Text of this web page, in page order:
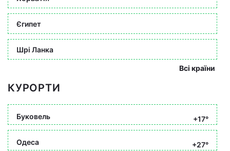
Єгипет
Шрі Ланка
Всі країни
КУРОРТИ
Буковель +17°
Одеса +27°